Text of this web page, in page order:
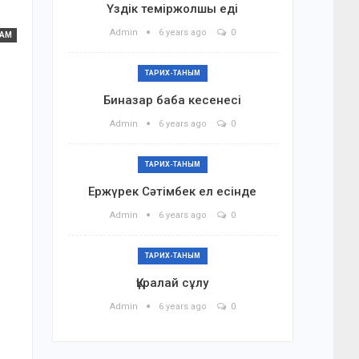
Үздік теміржолшы еді
Admin 6 years ago 0
ТАРИХ-ТАНЫМ
Биназар баба кесенесі
Admin 6 years ago 0
ТАРИХ-ТАНЫМ
Ержүрек Сәтімбек ел есінде
Admin 6 years ago 0
ТАРИХ-ТАНЫМ
Құралай сұлу
Admin 6 years ago 0